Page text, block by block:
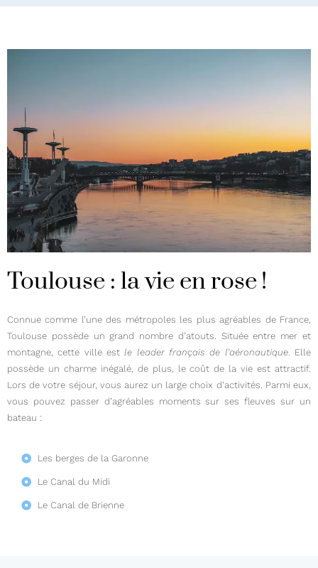
Toulouse : la vie en rose !
Connue comme l’une des métropoles les plus agréables de France,
Toulouse possède un grand nombre d’atouts. Située entre mer et
montagne, cette ville estle leader français de l’aéronautique. Elle
possède un charme inégalé, de plus, le coût de la vie est attractif.
Lors de votre séjour, vous aurez un large choix d’activités. Parmi eux,
vous pouvez passer d’agréables moments sur ses fleuves sur un
bateau :
Les berges de la Garonne
Le Canal du Midi
Le Canal de Brienne